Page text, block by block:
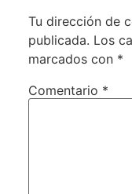
Tu dirección de
publicada. Los
marcados con *
Comentario *